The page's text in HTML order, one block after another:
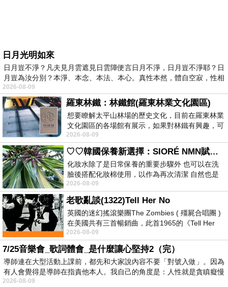
日月光明如來
日月豈不淨？凡夫見月雲遮見日雲障便言日月不淨，日月豈不淨耶？日
月豈為汝分別？本淨、本念、本法、本心。真性本然，體自空寂，性相
2026-08-09
羅東林鐵：林鐵館(羅東林業文化園區)
想要瞭解太平山林場的歷史文化，目前在羅東林業
文化園區的各場館有展示，如果對林鐵有興趣，可
以到林鐵館。 這裡展示從山下
2026-08-09
♡♡韓國保養新選擇：SIORÉ NMN賦活泡泡化妝水♡♡
化妝水除了是日常保養的重要步驟外 也可以在洗
臉後搭配化妝棉使用，以作為再次清潔 自然也是
我的保養必備品項 不過，我對於化妝
2026-08-09
老歌亂談(1322)Tell Her No
英國的迷幻搖滾樂團The Zombies ( 殭屍合唱團 )
在美國共有三首暢銷曲，此首1965的《Tell Her
No》即為其中之一，在告示牌百大單曲
2026-08-09
7/25音樂會_歌詞體會_是什麼讓心堅持2（完）
導師連在大型活動上課前，都先和大家說內容不要「對號入做」。因為
有人會覺得是導師在指責他本人。我自己的角度是：人性就是貪瞋癡慢
2026-08-09